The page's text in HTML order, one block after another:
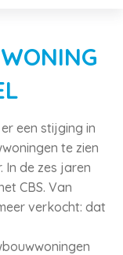
een stijging in
te zien
de zes jaren
CBS. Van
verkocht: dat